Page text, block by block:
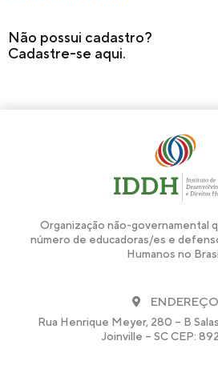
Não possui cadastro?
Cadastre-se aqui.
Organização não-governamental
número de educadoras/es e
Humanos no
ENDEREÇO
Rua Henrique Meyer, 280 – B
Joinville – SC CEP: